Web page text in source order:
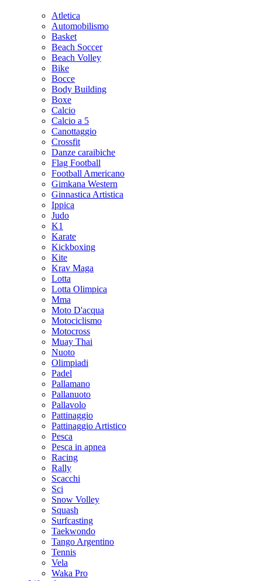
Atletica
Automobilismo
Basket
Beach Soccer
Beach Volley
Bike
Bocce
Body Building
Boxe
Calcio
Calcio a 5
Canottaggio
Crossfit
Danze caraibiche
Flag Football
Football Americano
Gimkana Western
Ginnastica Artistica
Ippica
Judo
K1
Karate
Kickboxing
Kite
Krav Maga
Lotta
Lotta Olimpica
Mma
Moto D'acqua
Motociclismo
Motocross
Muay Thai
Nuoto
Olimpiadi
Padel
Pallamano
Pallanuoto
Pallavolo
Pattinaggio
Pattinaggio Artistico
Pesca
Pesca in apnea
Racing
Rally
Scacchi
Sci
Snow Volley
Squash
Surfcasting
Taekwondo
Tango Argentino
Tennis
Vela
Waka Pro